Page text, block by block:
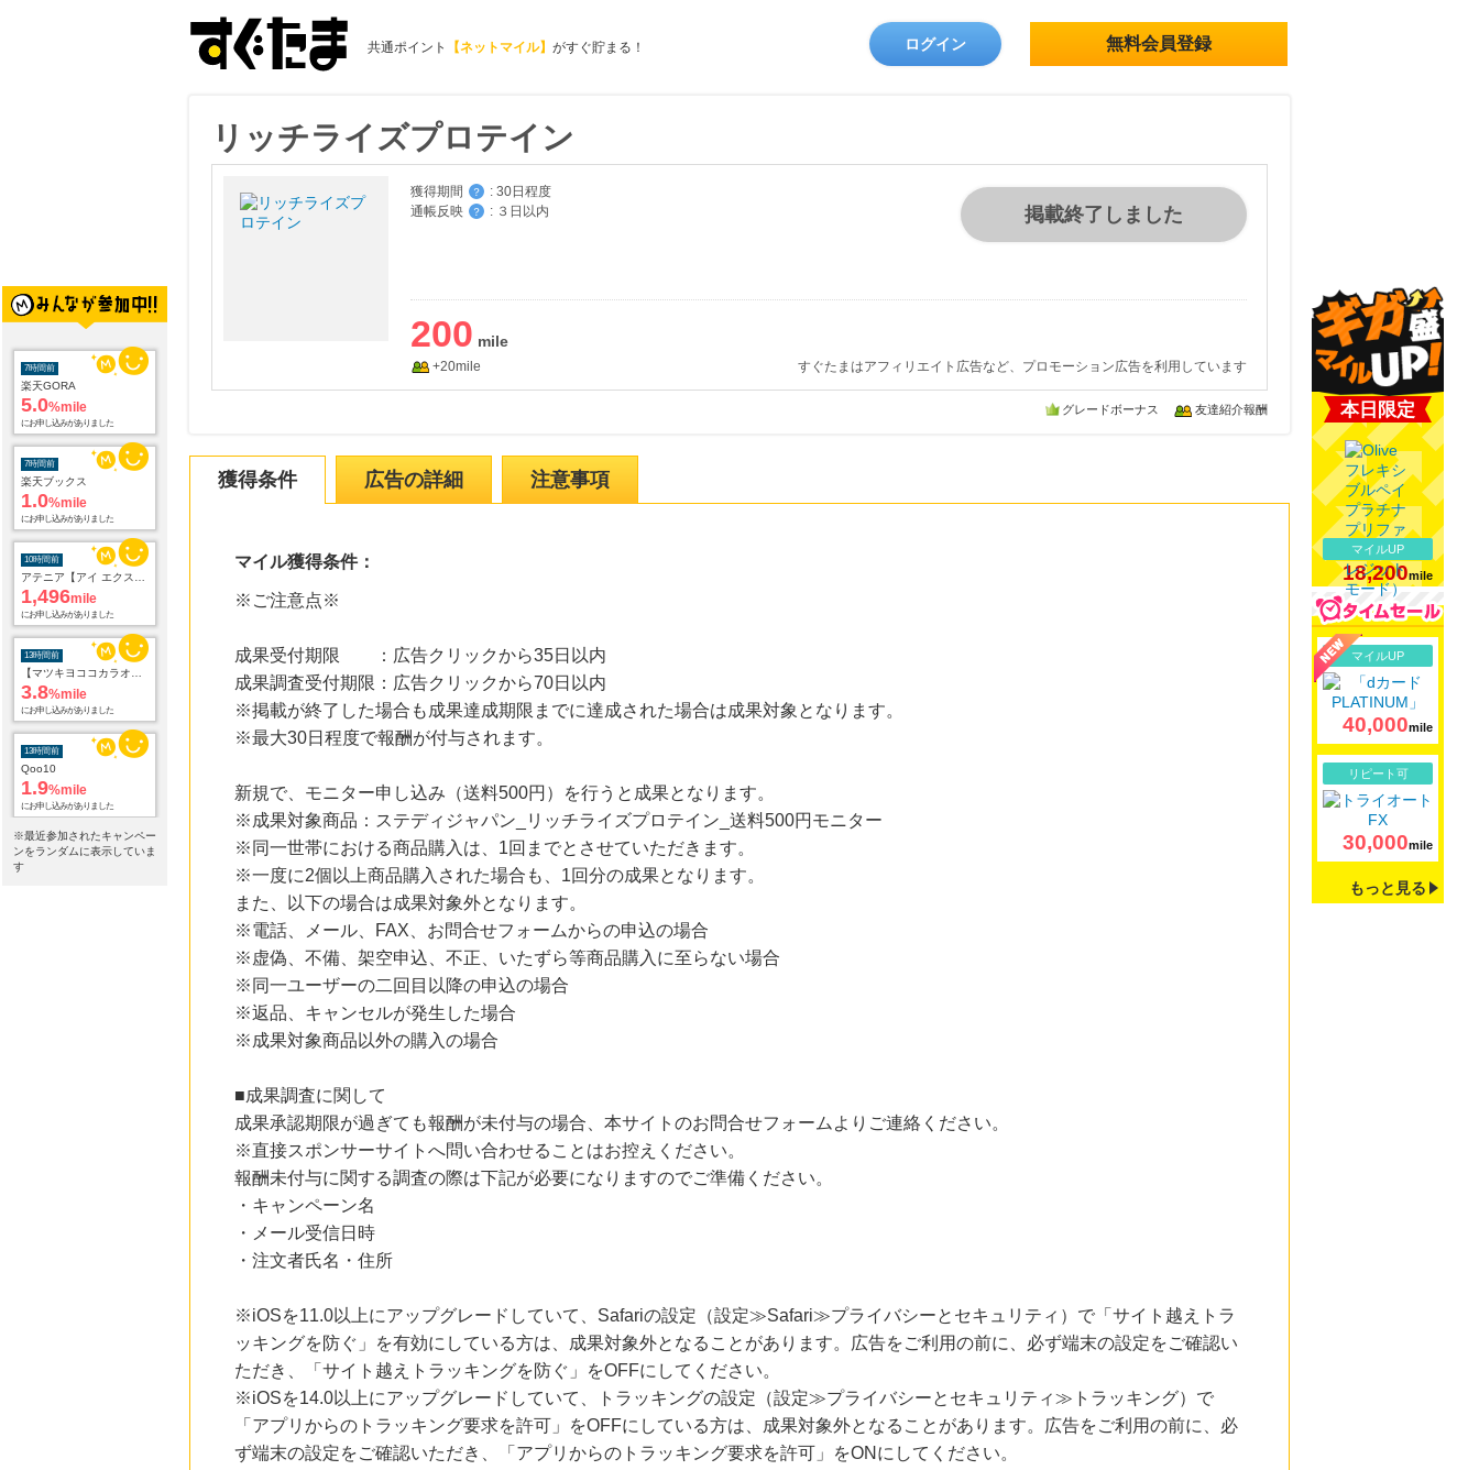
共通ポイント 【ネットマイル】 がすぐ貯まる！ ログイン 無料会員登録
7時間前
楽天GORA
5.0%mile
にお申し込みがありました
7時間前
楽天ブックス
1.0%mile
にお申し込みがありました
10時間前
1,496mile
にお申し込みがありました
13時間前
3.8%mile
にお申し込みがありました
13時間前
Qoo10
1.9%mile
にお申し込みがありました
13時間前
※最近参加されたキャンペー
ンをランダムに表示していま
す
リッチライズプロテイン
獲得期間 ？ : 30日程度
通帳反映
？ : ３日以内 掲載終了しました
200
+20mile すぐたまはアフィリエイト広告など、プロモーション広告を利用しています
グレードボーナス 友達紹介報酬
獲得条件 広告の詳細 注意事項
マイル獲得条件：
※ご注意点※
成果受付期限 ：広告クリックから35日以内
成果調査受付期限：広告クリックから70日以内
※掲載が終了した場合も成果達成期限までに達成された場合は成果対象となります。
※最大30日程度で報酬が付与されます。
新規で、モニター申し込み（送料500円）を行うと成果となります。
※成果対象商品：ステディジャパン_リッチライズプロテイン_送料500円モニター
※同一世帯における商品購入は、1回までとさせていただきます。
※一度に2個以上商品購入された場合も、1回分の成果となります。
また、以下の場合は成果対象外となります。
※電話、メール、FAX、お問合せフォームからの申込の場合
※虚偽、不備、架空申込、不正、いたずら等商品購入に至らない場合
※同一ユーザーの二回目以降の申込の場合
※返品、キャンセルが発生した場合
※成果対象商品以外の購入の場合
■成果調査に関して
成果承認期限が過ぎても報酬が未付与の場合、本サイトのお問合せフォームよりご連絡ください。
※直接スポンサーサイトへ問い合わせることはお控えください。
報酬未付与に関する調査の際は下記が必要になりますのでご準備ください。
・キャンペーン名
・メール受信日時
・注文者氏名・住所
※iOSを11.0以上にアップグレードしていて、Safariの設定（設定≫Safari≫プライバシーとセキュリティ）で「サイト越えトラ
ッキングを防ぐ」を有効にしている方は、成果対象外となることがあります。広告をご利用の前に、必ず端末の設定をご確認い
ただき、「サイト越えトラッキングを防ぐ」をOFFにしてください。
※iOSを14.0以上にアップグレードしていて、トラッキングの設定（設定≫プライバシーとセキュリティ≫トラッキング）で
「アプリからのトラッキング要求を許可」をOFFにしている方は、成果対象外となることがあります。広告をご利用の前に、必
ず端末の設定をご確認いただき、「アプリからのトラッキング要求を許可」をONにしてください。
本日限定
マイルUP
18,200mile
マイルUP
40,000mile
リピート可
30,000mile
もっと見る